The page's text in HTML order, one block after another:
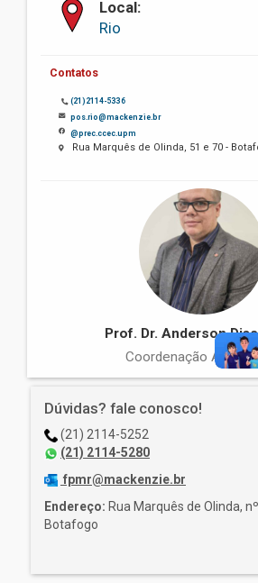
Local:
Rio
Contatos
(21)2114-5336
pos.rio@mackenzie.br
@prec.ccec.upm
Rua Marquês de Olinda, 51 e 70 -
Prof. Dr. Anderson
Coordenação
Dúvidas? fale conosco!
(21) 2114-5252
(21) 2114-5280
fpmr@mackenzie.br
Endereço: Rua Marquês de Olinda,
Botafogo